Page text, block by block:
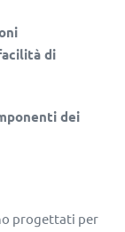
di
dei
progettati per